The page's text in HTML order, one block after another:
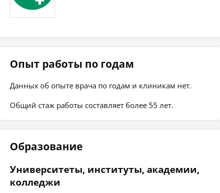
Опыт работы по годам
Данных об опыте врача по годам и клиникам нет.
Общий стаж работы составляет более 55 лет.
Образование
Университеты, институты, академии,
колледжи